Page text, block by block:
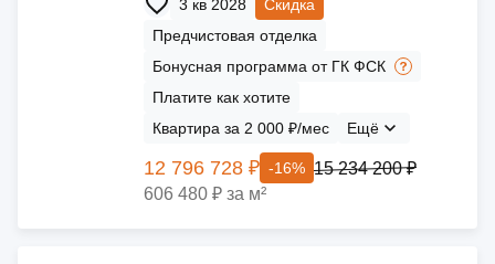
3 кв 2028
Скидка
Предчистовая отделка
Бонусная программа от ГК ФСК
Платите как хотите
Квартира за 2 000 ₽/мес
Ещё
12 796 728 ₽ -16% 15 234 200 ₽
606 480 ₽ за м²